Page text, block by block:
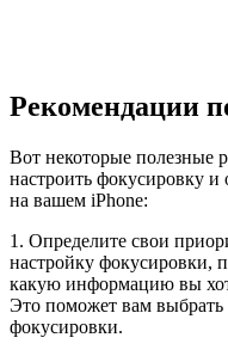
Рекомендации
Вот некоторые полезные
настроить фокусировку
на вашем iPhone:
1. Определите свои
настройку фокусировки,
какую информацию вы
Это поможет вам
фокусировки.